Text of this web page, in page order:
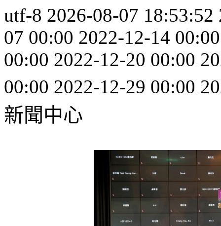
utf-8 2026-08-07 18:53:52
07 00:00 2022-12-14 00:00
00:00 2022-12-20 00:00
00:00 2022-12-29 00:00
新聞中心